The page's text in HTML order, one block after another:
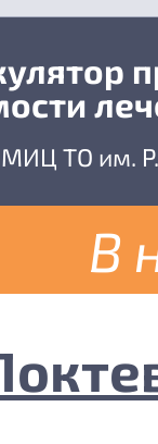
ТО им.
В